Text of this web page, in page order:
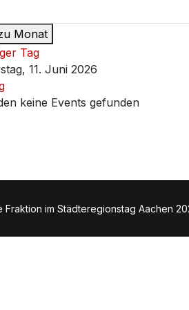
Monat
Tag
11. Juni 2026
keine Events gefunden
Fraktion im Städteregionstag Aachen